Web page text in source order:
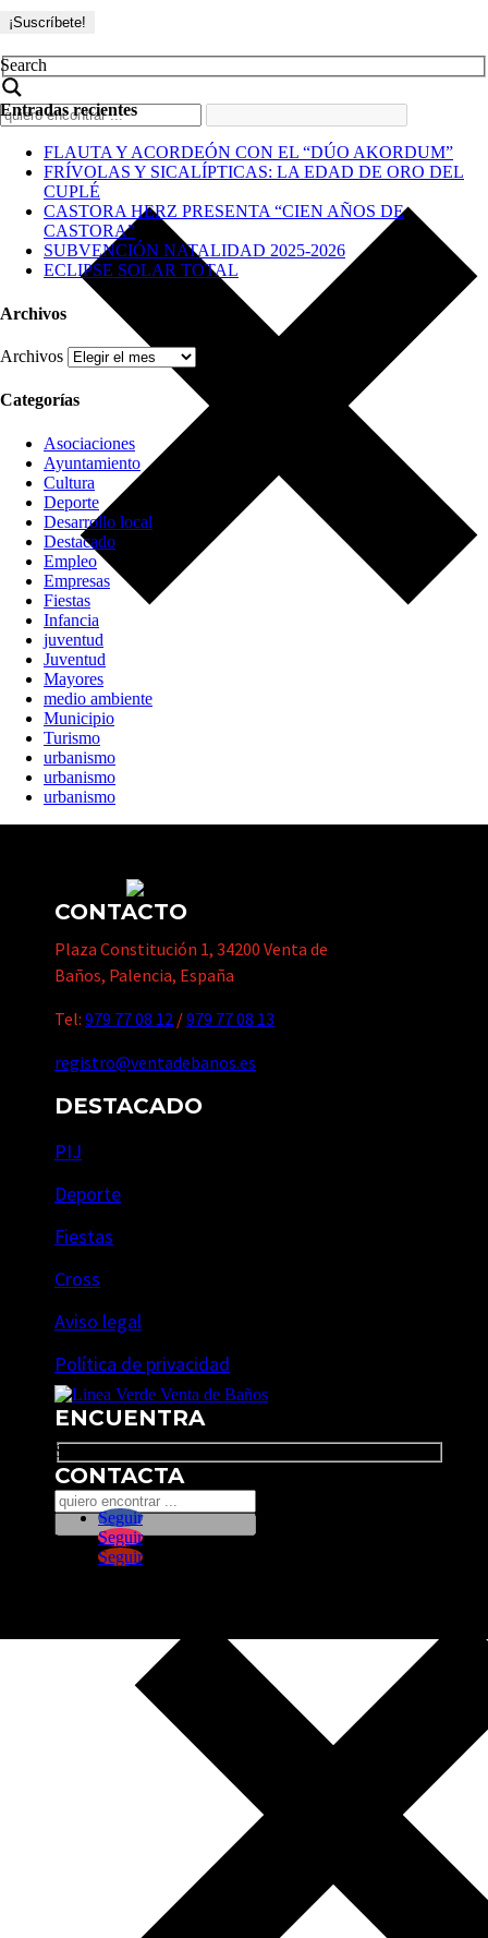
Search
Entradas recientes
FLAUTA Y ACORDEÓN CON EL “DÚO AKORDUM”
FRÍVOLAS Y SICALÍPTICAS: LA EDAD DE ORO DEL
CUPLÉ
CASTORA HERZ PRESENTA “CIEN AÑOS DE
CASTORA”
SUBVENCIÓN NATALIDAD 2025-2026
ECLIPSE SOLAR TOTAL
Archivos
Archivos
Categorías
Asociaciones
Ayuntamiento
Cultura
Deporte
Desarrollo local
Destacado
Empleo
Empresas
Fiestas
Infancia
juventud
Juventud
Mayores
medio ambiente
Municipio
Turismo
urbanismo
urbanismo
urbanismo
CONTACTO
Plaza Constitución 1, 34200 Venta de
Baños, Palencia, España
Tel: 979 77 08 12 /979 77 08 13
registro@ventadebanos.es
DESTACADO
PIJ
Deporte
Fiestas
Cross
Aviso legal
Política de privacidad
ENCUENTRA
Search
CONTACTA
Seguir
Seguir
Seguir